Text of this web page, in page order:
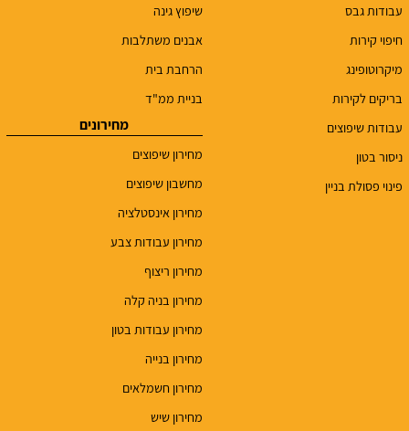
עבודות גבס
חיפוי קירות
מיקרוטופינג
בריקים לקירות
עבודות שיפוצים
ניסור בטון
פינוי פסולת בניין
שיפוץ גינה
אבנים משתלבות
הרחבת בית
בניית ממ"ד
מחירונים
מחירון שיפוצים
מחשבון שיפוצים
מחירון אינסטלציה
מחירון עבודות צבע
מחירון ריצוף
מחירון בניה קלה
מחירון עבודות בטון
מחירון בנייה
מחירון חשמלאים
מחירון שיש